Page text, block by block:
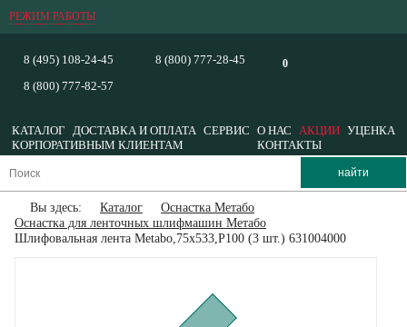
РЕЖИМ РАБОТЫ
0
8 (495) 108-24-45
8 (800) 777-82-57
8 (800) 777-28-45
КАТАЛОГ ДОСТАВКА И ОПЛАТА СЕРВИС О НАС АКЦИИ УЦЕНКА
КОРПОРАТИВНЫМ КЛИЕНТАМ
КОНТАКТЫ
Вы здесь: Каталог
Оснастка Метабо
Оснастка для ленточных шлифмашин Метабо
Шлифовальная лента Metabo,75x533,P100 (3 шт.) 631004000